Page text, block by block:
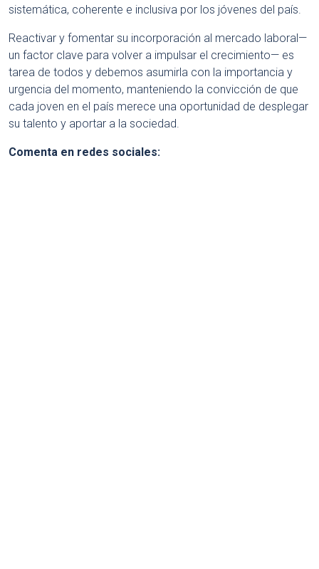
sistemática, coherente e inclusiva por los jóvenes del país.
Reactivar y fomentar su incorporación al mercado laboral—
un factor clave para volver a impulsar el crecimiento— es
tarea de todos y debemos asumirla con la importancia y
urgencia del momento, manteniendo la convicción de que
cada joven en el país merece una oportunidad de desplegar
su talento y aportar a la sociedad.
Comenta en redes sociales: